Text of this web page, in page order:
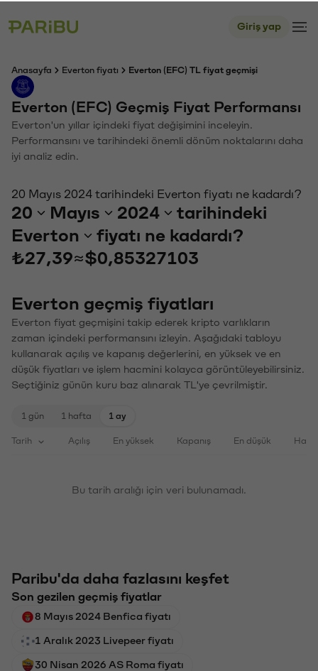
Giriş yap
Anasayfa Everton fiyatı Everton (EFC) TL fiyat geçmişi
Everton (EFC) Geçmiş Fiyat Performansı
Everton'un yıllar içindeki fiyat değişimini inceleyin.
Performansını ve tarihindeki önemli dönüm noktalarını daha
iyi analiz edin.
20 Mayıs 2024 tarihindeki Everton fiyatı ne kadardı?
20 Mayıs 2024
tarihindeki
Everton
fiyatı ne kadardı?
₺27,39≈$0,85327103
Everton geçmiş fiyatları
Everton fiyat geçmişini takip ederek kripto varlıkların
zaman içindeki performansını izleyin. Aşağıdaki tabloyu
kullanarak açılış ve kapanış değerlerini, en yüksek ve en
düşük fiyatları ve işlem hacmini kolayca görüntüleyebilirsiniz.
Seçtiğiniz günün kuru baz alınarak TL'ye çevrilmiştir.
1 gün 1 hafta 1 ay
Tarih Açılış En yüksek Kapanış En düşük
Bu tarih aralığı için veri bulunamadı.
Paribu'da daha fazlasını keşfet
Son gezilen geçmiş fiyatlar
8 Mayıs 2024 Benfica fiyatı
1 Aralık 2023 Livepeer fiyatı
30 Nisan 2026 AS Roma fiyatı